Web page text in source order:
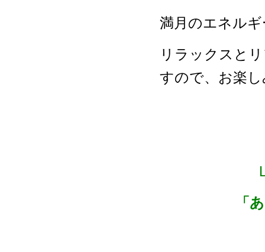
満月のエネル
リラックスと
すので、お楽
「